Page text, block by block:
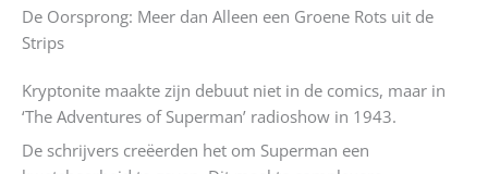
De Oorsprong: Meer dan Alleen een Groene Rots uit de
Strips
Kryptonite maakte zijn debuut niet in de comics, maar in
‘The Adventures of Superman’ radioshow in 1943.
De schrijvers creëerden het om Superman een